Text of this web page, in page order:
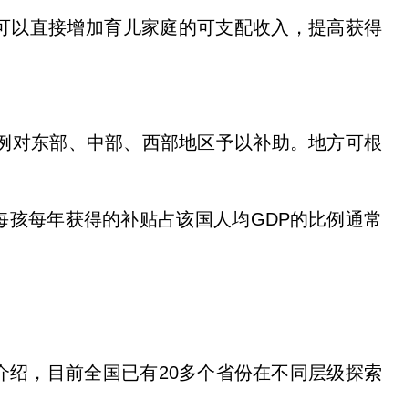
直接增加育儿家庭的可支配收入，提高获得
东部、中部、西部地区予以补助。地方可根
每年获得的补贴占该国人均GDP的比例通常
，目前全国已有20多个省份在不同层级探索